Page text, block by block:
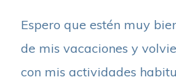
Espero que estén muy
de mis vacaciones y
con mis actividades